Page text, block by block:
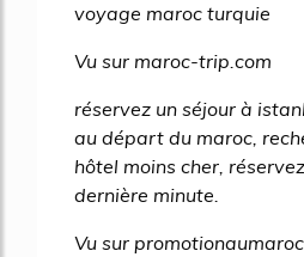
voyage maroc turquie
Vu sur maroc-trip.com
réservez un séjour à
au départ du maroc,
hôtel moins cher,
dernière minute.
Vu sur